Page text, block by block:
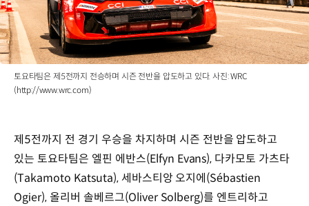
토요타팀은 제5전까지 전승하며 시즌 전반을 압도하고 있다. 사진: WRC
(http://www.wrc.com)
제5전까지 전 경기 우승을 차지하며 시즌 전반을 압도하고
있는 토요타팀은 엘핀 에반스(Elfyn Evans), 다카모토 가츠타
(Takamoto Katsuta), 세바스티앙 오지에(Sébastien
Ogier), 올리버 솔베르그(Oliver Solberg)를 엔트리하고